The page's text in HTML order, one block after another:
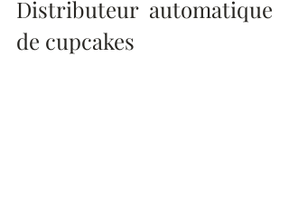
Distributeur automatique
de cupcakes